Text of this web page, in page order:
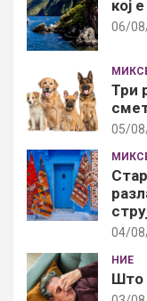
кој
06/
Три
05/
04/
НИЕ
Што